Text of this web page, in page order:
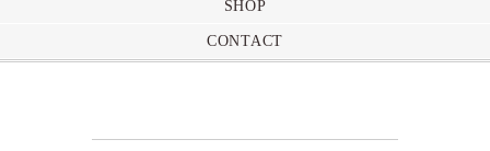
SHOP
CONTACT